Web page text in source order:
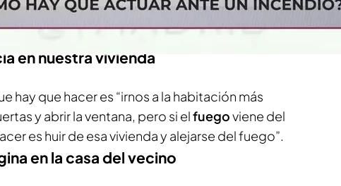
de si el fuego se origina en el interior de tu
o de si el fuego viene del exterior del edificio
en nuestra vivienda
hay que hacer es “irnos a la habitación más
y abrir la ventana, pero si elfuegoviene del
es huir de esa vivienda y alejarse del fuego”.
en la casa del vecino